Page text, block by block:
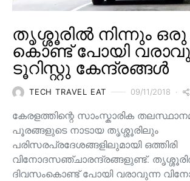
തൃശ്ശൂരിൽ നിന്നും ഒരു
കൊണ്ട് പോയി
ടൂറിസ്റ്റു കേന്ദ്രങ്ങൾ
TECH TRAVEL EAT 09/11/2018
കേരളത്തിന്റെ സാംസ്കാരിക
പൂരങ്ങളുടെ നാടായ തൃശ്ശൂരിലും
പരിസരപ്രദേശങ്ങളിലുമായി ഒത്തിരി
വിനോദസഞ്ചാരന്ദ്രങ്ങളുണ്ട്.
ദിവസംകൊണ്ട് പോയി വരാവുന്ന